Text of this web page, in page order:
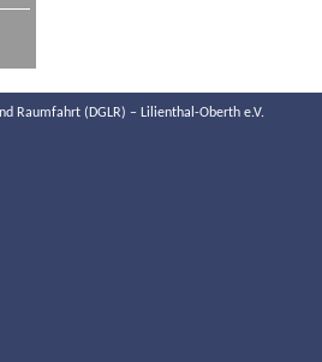
Raumfahrt (DGLR) – Lilienthal-Oberth e.V.